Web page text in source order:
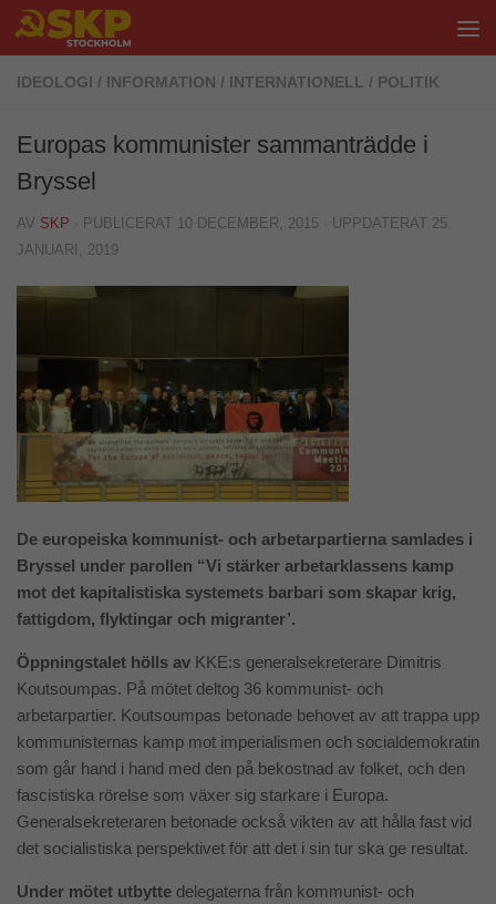
Hoppa till innehåll
IDEOLOGI / INFORMATION / INTERNATIONELL / POLITIK
Europas kommunister sammanträdde i
Bryssel
AV SKP · PUBLICERAT 10 DECEMBER, 2015 · UPPDATERAT 25
JANUARI, 2019
De europeiska kommunist- och arbetarpartierna samlades i
Bryssel under parollen “Vi stärker arbetarklassens kamp
mot det kapitalistiska systemets barbari som skapar krig,
fattigdom, flyktingar och migranter’.
Öppningstalet hölls av KKE:s generalsekreterare Dimitris
Koutsoumpas. På mötet deltog 36 kommunist- och
arbetarpartier. Koutsoumpas betonade behovet av att trappa upp
kommunisternas kamp mot imperialismen och socialdemokratin
som går hand i hand med den på bekostnad av folket, och den
fascistiska rörelse som växer sig starkare i Europa.
Generalsekreteraren betonade också vikten av att hålla fast vid
det socialistiska perspektivet för att det i sin tur ska ge resultat.
Under mötet utbytte delegaterna från kommunist- och